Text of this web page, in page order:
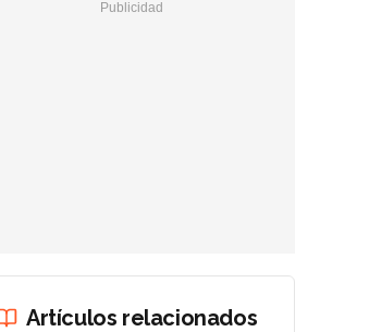
Artículos relacionados